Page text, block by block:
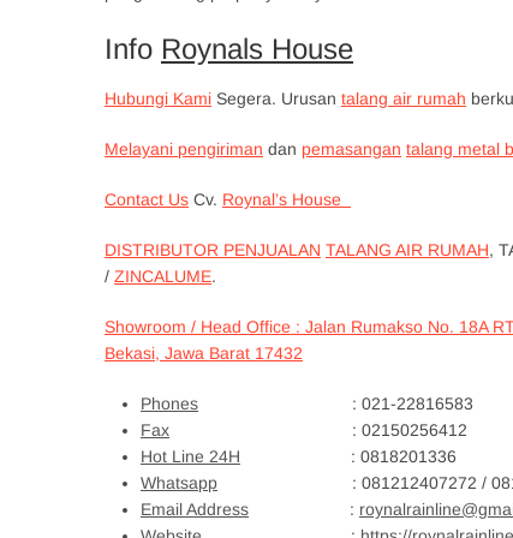
Info Roynals House
Hubungi Kami Segera. Urusan talang air rumah
Melayani pengiriman dan pemasangan talang metal
Contact Us Cv. Roynal’s House
DISTRIBUTOR PENJUALAN TALANG AIR RUMAH,
/ ZINCALUME.
Showroom / Head Office : Jalan Rumakso No. 18A
Bekasi, Jawa Barat 17432
Phones : 021-22816583
Fax : 02150256412
Hot Line 24H : 0818201336
Whatsapp : 081212407272 /
Email Address :